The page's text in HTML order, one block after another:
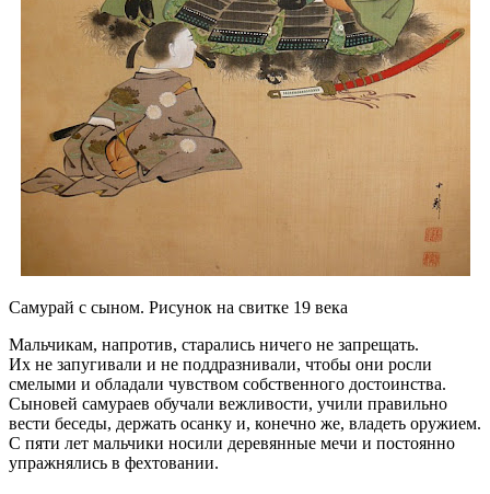
Самурай с сыном. Рисунок на свитке 19 века
Мальчикам, напротив, старались ничего не запрещать.
Их не запугивали и не поддразнивали, чтобы они росли
смелыми и обладали чувством собственного достоинства.
Сыновей самураев обучали вежливости, учили правильно
вести беседы, держать осанку и, конечно же, владеть оружием.
С пяти лет мальчики носили деревянные мечи и постоянно
упражнялись в фехтовании.